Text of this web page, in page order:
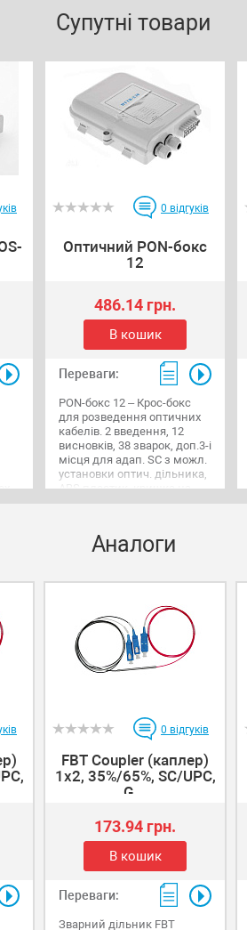
Супутні товари
0 відгуків
Оптичний PON-бокс
12
486.14 грн.
В кошик
Переваги:
PON-бокс 12 – Крос-бокс
для розведення оптичних
кабелів. 2 введення, 12
висновків, 38 зварок, доп.3-і
місця для адап. SC з можл.
установки оптич. дільника,
ABS пластик, кришка на
зручний органайзер.
Аналоги
0 відгуків
FBT Coupler (каплер)
1x2, 35%/65%, SC/UPC,
G...
173.94 грн.
В кошик
Переваги:
Зварний дільник FBT